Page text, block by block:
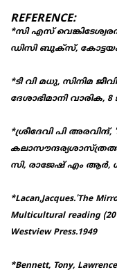
REFERENCE:
*സി എസ്
ഡിസി ബുക്‌സ്, കോട്ടയം,
*ടി വി മധു, സിനിമ
ദേശാഭിമാനി വാരിക,
*ശ്രീദേവി പി
സി, രാജേഷ് എം ആർ,
*Lacan,Jacques.'The
Multicultural reading
Westview Press.1949
*Bennett, Tony,